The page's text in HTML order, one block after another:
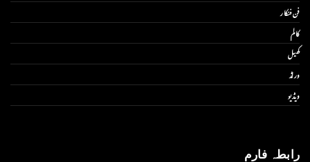
فن فنکار
کالم
کھیل
ورلڈ
ویڈیو
رابطہ فارم